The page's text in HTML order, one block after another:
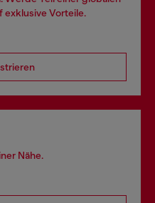
exklusive Vorteile.
Nähe.